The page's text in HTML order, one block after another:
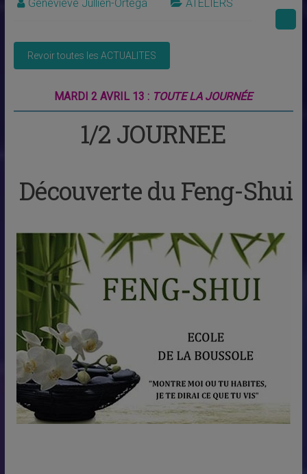
Geneviève Jullien-Ortega ATELIERS
MARDI 2 AVRIL 13 : TOUTE LA JOURNÉE
1/2 JOURNEE
Découverte du Feng-Shui